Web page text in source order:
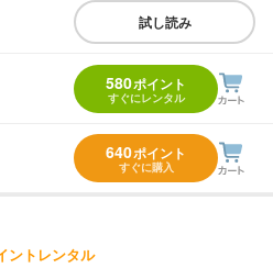
試し読み
580ポイント
すぐにレンタル
640ポイント
すぐに購入
ントレンタル